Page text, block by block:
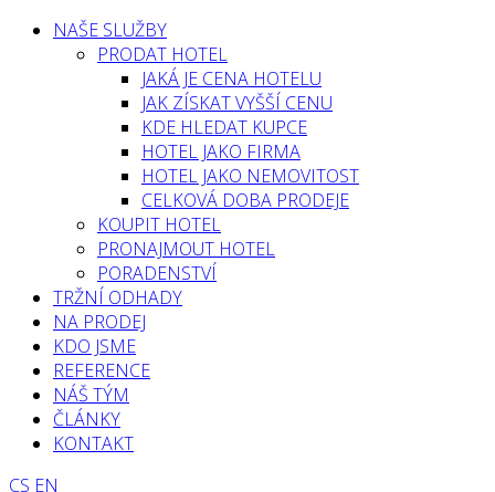
NAŠE SLUŽBY
PRODAT HOTEL
JAKÁ JE CENA HOTELU
JAK ZÍSKAT VYŠŠÍ CENU
KDE HLEDAT KUPCE
HOTEL JAKO FIRMA
HOTEL JAKO NEMOVITOST
CELKOVÁ DOBA PRODEJE
KOUPIT HOTEL
PRONAJMOUT HOTEL
PORADENSTVÍ
TRŽNÍ ODHADY
NA PRODEJ
KDO JSME
REFERENCE
NÁŠ TÝM
ČLÁNKY
KONTAKT
CS EN